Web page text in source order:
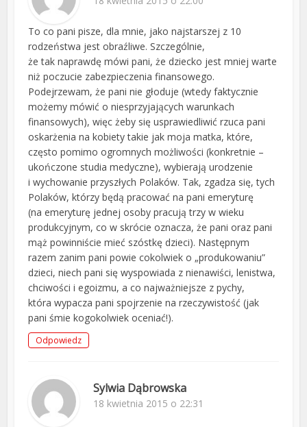
To co pani pisze, dla mnie, jako najstarszej z 10
rodzeństwa jest obraźliwe. Szczególnie,
że tak naprawdę mówi pani, że dziecko jest mniej warte
niż poczucie zabezpieczenia finansowego.
Podejrzewam, że pani nie głoduje (wtedy faktycznie
możemy mówić o niesprzyjających warunkach
finansowych), więc żeby się usprawiedliwić rzuca pani
oskarżenia na kobiety takie jak moja matka, które,
często pomimo ogromnych możliwości (konkretnie –
ukończone studia medyczne), wybierają urodzenie
i wychowanie przyszłych Polaków. Tak, zgadza się, tych
Polaków, którzy będą pracować na pani emeryturę
(na emeryturę jednej osoby pracują trzy w wieku
produkcyjnym, co w skrócie oznacza, że pani oraz pani
mąż powinniście mieć szóstkę dzieci). Następnym
razem zanim pani powie cokolwiek o „produkowaniu”
dzieci, niech pani się wyspowiada z nienawiści, lenistwa,
chciwości i egoizmu, a co najważniejsze z pychy,
która wypacza pani spojrzenie na rzeczywistość (jak
pani śmie kogokolwiek oceniać!).
Odpowiedz
Sylwia Dąbrowska
18 kwietnia 2015 o 22:31